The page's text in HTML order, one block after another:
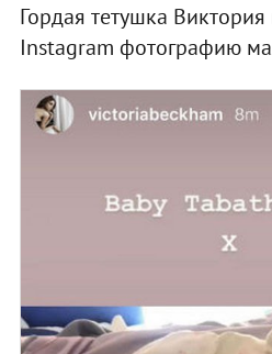
Гордая тетушка
Instagram фотографию